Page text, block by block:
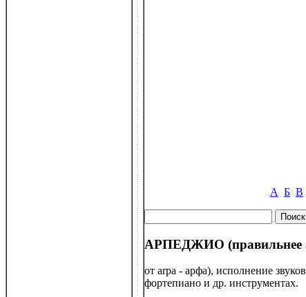
А Б В
АРПЕДЖИО (правильнее
от arpa - арфа), исполнение
фортепиано и др. инструментах.